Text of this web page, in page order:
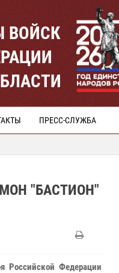
ВОЙСК
ПРЕСС-СЛУЖБА
"БАСТИОН"
Российской Федерации